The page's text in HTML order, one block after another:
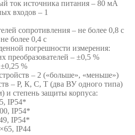
ток источника питания – 80 мА
входов – 1
сопротивления – не более 0,8 с
более 0,4 с
погрешности измерения:
преобразователей – ±0,5 %
%
– 2 («больше», «меньше»)
– Р, К, С, Т (два ВУ одного типа)
и степень защиты корпуса:
IP54*
IP54*
IP54*
IP44